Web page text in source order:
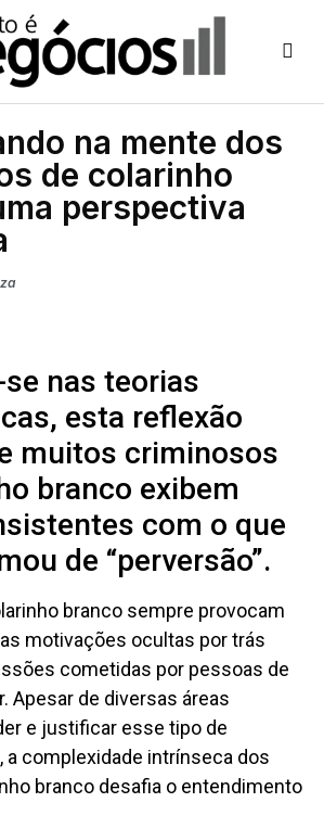
na mente dos
de colarinho
perspectiva
nas teorias
esta reflexão
muitos criminosos
branco exibem
com o que
de “perversão”.
branco sempre provocam
motivações ocultas por trás
cometidas por pessoas de
Apesar de diversas áreas
e justificar esse tipo de
a complexidade intrínseca dos
branco desafia o entendimento